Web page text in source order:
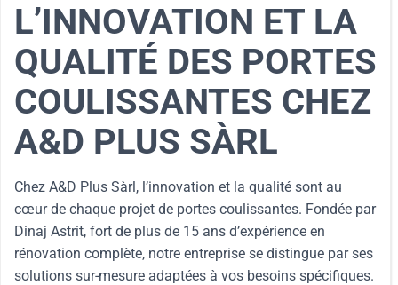
L’INNOVATION ET LA
QUALITÉ DES PORTES
COULISSANTES CHEZ
A&D PLUS SÀRL
Chez A&D Plus Sàrl, l’innovation et la qualité sont au
cœur de chaque projet de portes coulissantes. Fondée par
Dinaj Astrit, fort de plus de 15 ans d’expérience en
rénovation complète, notre entreprise se distingue par ses
solutions sur-mesure adaptées à vos besoins spécifiques.